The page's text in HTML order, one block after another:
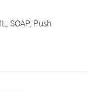
SOAP, Push